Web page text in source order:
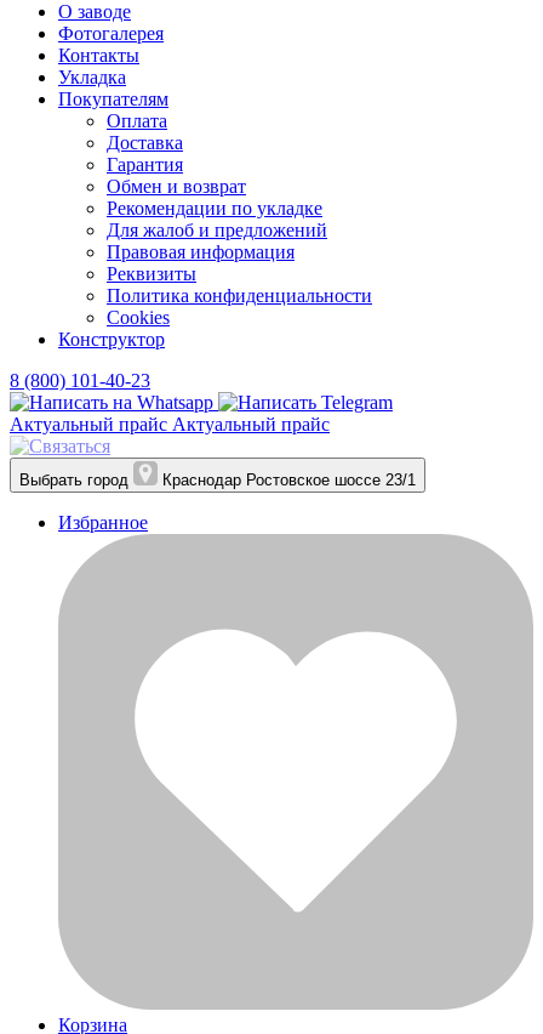
О заводе
Фотогалерея
Контакты
Укладка
Покупателям
Оплата
Доставка
Гарантия
Обмен и возврат
Рекомендации по укладке
Для жалоб и предложений
Правовая информация
Реквизиты
Политика конфиденциальности
Cookies
Конструктор
8 (800) 101-40-23
Актуальный прайс Актуальный прайс
Выбрать город Краснодар Ростовское шоссе 23/1
Избранное
Корзина